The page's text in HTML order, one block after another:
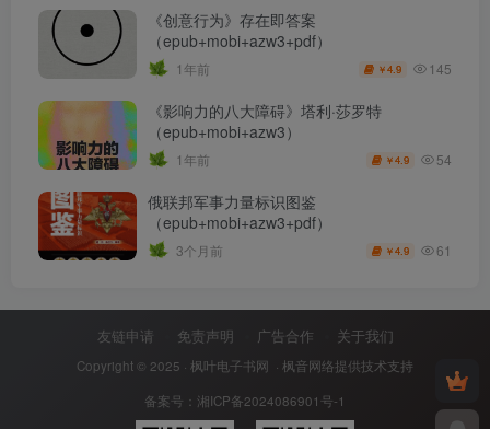
《创意行为》存在即答案
（epub+mobi+azw3+pdf）
1年前 ￥4.9 145
《影响力的八大障碍》塔利·莎罗特
（epub+mobi+azw3）
1年前 ￥4.9 54
俄联邦军事力量标识图鉴
（epub+mobi+azw3+pdf）
3个月前 ￥4.9 61
友链申请 免责声明 广告合作 关于我们
Copyright © 2025 · 枫叶电子书网 · 枫音网络提供技术支持
备案号： 湘ICP备2024086901号-1